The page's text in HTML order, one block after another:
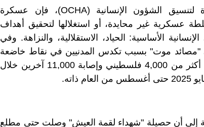
الشؤون الإنسانية (OCHA)
، فإن عسكرة
عسكرية غير محايدة، أو استغلالها لتحقيق أهداف
الأساسية: الحياد، الاستقلالية، والنزاهة. وفي
"مصائد موت" بسبب تكدس المدنيين في نقاط خاضعة
للرقابة العسكرية، ما أدى إلى مقتل أكثر من 4,000 فلسطيني وإصابة 11,000 آخرين خلال
.
إلى أن حصيلة "شهداء لقمة العيش" وصلت حتى مطلع